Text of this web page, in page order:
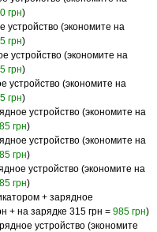
грн)
устройство (экономите на
грн)
устройство (экономите на
грн)
устройство (экономите на
грн)
устройство (экономите на
грн)
устройство (экономите на
грн)
устройство (экономите на
грн)
+ зарядное
+ на зарядке 315 грн = 985 грн)
устройство (экономите